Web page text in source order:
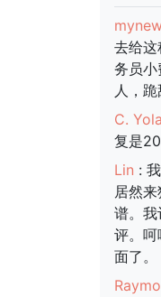
去给这
务员
人，
C.
复是
Lin :
居然
谱。
评。
面了。